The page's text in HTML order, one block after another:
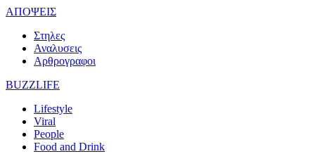
ΑΠΟΨΕΙΣ
Στηλες
Αναλυσεις
Αρθρογραφοι
BUZZLIFE
Lifestyle
Viral
People
Food and Drink